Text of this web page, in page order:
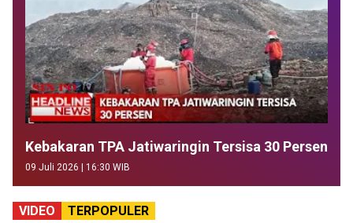
Kebakaran TPA Jatiwaringin Tersisa 30 Persen
09 Juli 2026 | 16:30 WIB
VIDEO TERPOPULER